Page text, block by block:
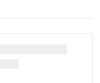
làm Trưởng Ban